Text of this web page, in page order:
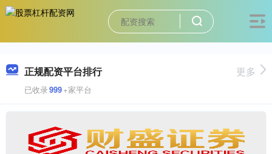
正规配资平台排行
已收录999+家平台
更多